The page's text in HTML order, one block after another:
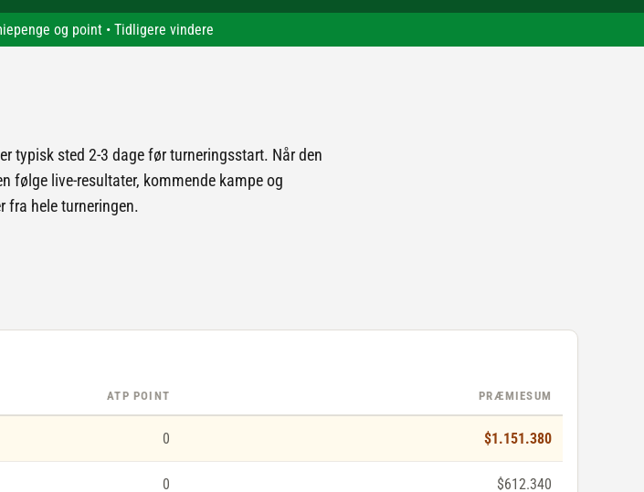
og point • Tidligere vindere
typisk sted 2-3 dage før turneringsstart. Når den
følge live-resultater, kommende kampe og
fra hele turneringen.
ATP POINT PRÆMIESUM
0 $1.151.380
0 $612.340